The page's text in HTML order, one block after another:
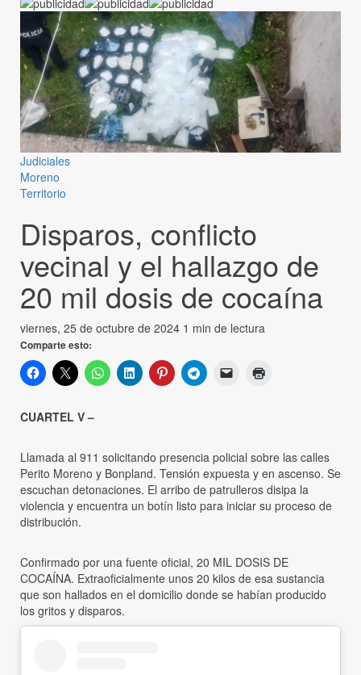
Judiciales
Moreno
Territorio
Disparos, conflicto
vecinal y el hallazgo de
20 mil dosis de cocaína
viernes, 25 de octubre de 2024 1 min de lectura
Comparte esto:
CUARTEL V –
Llamada al 911 solicitando presencia policial sobre las calles
Perito Moreno y Bonpland. Tensión expuesta y en ascenso. Se
escuchan detonaciones. El arribo de patrulleros disipa la
violencia y encuentra un botín listo para iniciar su proceso de
distribución.
Confirmado por una fuente oficial, 20 MIL DOSIS DE
COCAÍNA. Extraoficialmente unos 20 kilos de esa sustancia
que son hallados en el domicilio donde se habían producido
los gritos y disparos.